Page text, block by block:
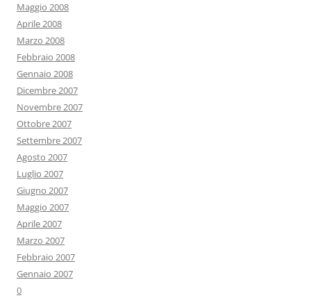
Maggio 2008
Aprile 2008
Marzo 2008
Febbraio 2008
Gennaio 2008
Dicembre 2007
Novembre 2007
Ottobre 2007
Settembre 2007
Agosto 2007
Luglio 2007
Giugno 2007
Maggio 2007
Aprile 2007
Marzo 2007
Febbraio 2007
Gennaio 2007
0